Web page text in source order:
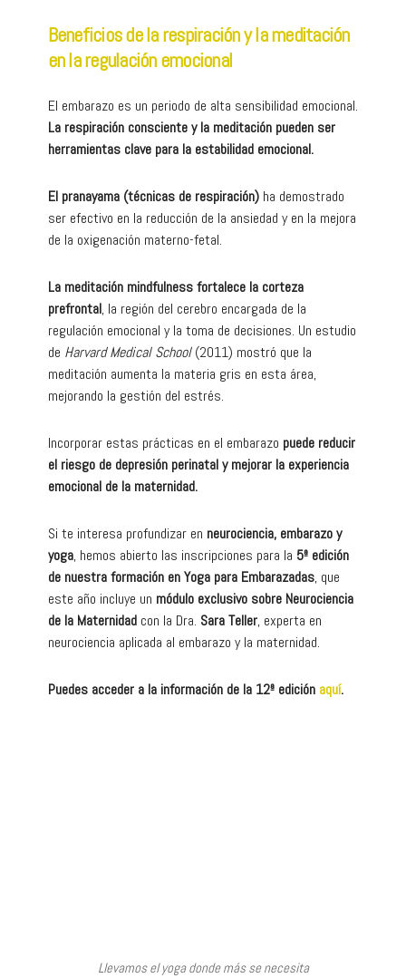
Beneficios de la respiración y la meditación
en la regulación emocional
El embarazo es un periodo de alta sensibilidad emocional.
La respiración consciente y la meditación pueden ser
herramientas clave para la estabilidad emocional.
El pranayama (técnicas de respiración)ha demostrado
ser efectivo en la reducción de la ansiedad y en la mejora
de la oxigenación materno-fetal.
La meditación mindfulness fortalece la corteza
prefrontal, la región del cerebro encargada de la
regulación emocional y la toma de decisiones. Un estudio
de Harvard Medical School(2011) mostró que la
meditación aumenta la materia gris en esta área,
mejorando la gestión del estrés.
Incorporar estas prácticas en el embarazo puede reducir
el riesgo de depresión perinatal y mejorar la experiencia
emocional de la maternidad.
Si te interesa profundizar en neurociencia, embarazo y
yoga, hemos abierto las inscripciones para la 5ª edición
de nuestra formación en Yoga para Embarazadas, que
este año incluye un módulo exclusivo sobre Neurociencia
de la Maternidadcon la Dra. Sara Teller, experta en
neurociencia aplicada al embarazo y la maternidad.
Puedes acceder a la información de la 12ª edición aquí.
Llevamos el yoga donde más se necesita